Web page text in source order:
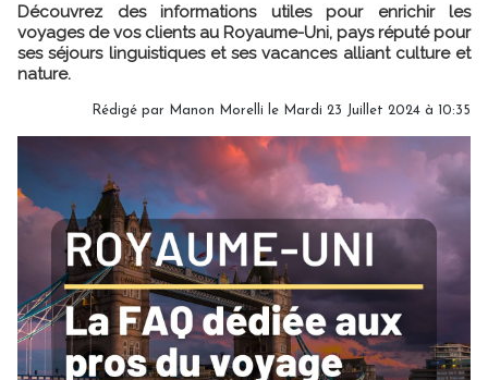
Découvrez des informations utiles pour enrichir les
voyages de vos clients au Royaume-Uni, pays réputé pour
ses séjours linguistiques et ses vacances alliant culture et
nature.
Rédigé par Manon Morelli le Mardi 23 Juillet 2024 à 10:35